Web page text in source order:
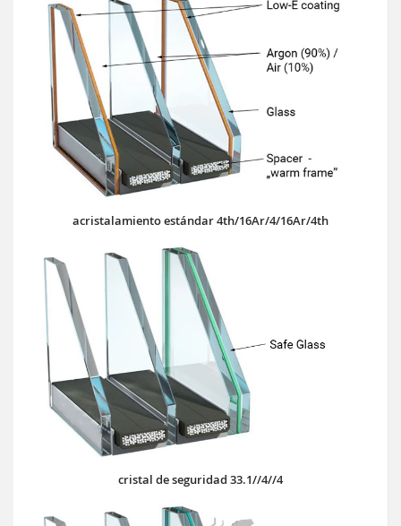
acristalamiento estándar 4th/16Ar/4/16Ar/4th
cristal de seguridad 33.1//4//4